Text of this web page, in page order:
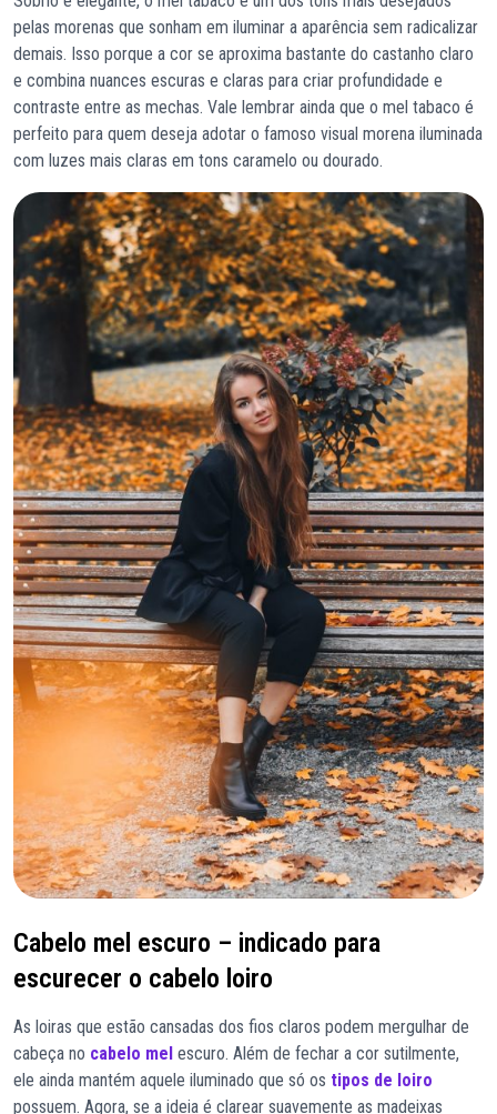
pelas morenas que sonham em iluminar a aparência sem radicalizar
demais. Isso porque a cor se aproxima bastante do castanho claro
e combina nuances escuras e claras para criar profundidade e
contraste entre as mechas. Vale lembrar ainda que o mel tabaco é
perfeito para quem deseja adotar o famoso visual morena iluminada
com luzes mais claras em tons caramelo ou dourado.
Cabelo mel escuro – indicado para
escurecer o cabelo loiro
As loiras que estão cansadas dos fios claros podem mergulhar de
cabeça no cabelo mel escuro. Além de fechar a cor sutilmente,
ele ainda mantém aquele iluminado que só os tipos de loiro
possuem. Agora, se a ideia é clarear suavemente as madeixas